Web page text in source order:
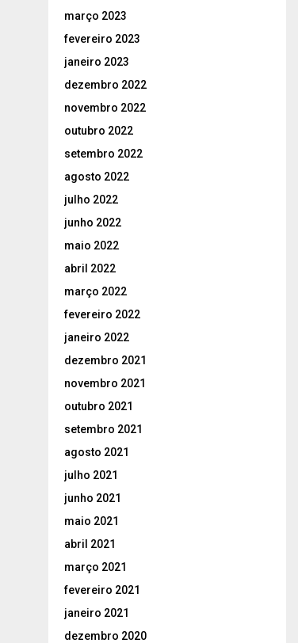
março 2023
fevereiro 2023
janeiro 2023
dezembro 2022
novembro 2022
outubro 2022
setembro 2022
agosto 2022
julho 2022
junho 2022
maio 2022
abril 2022
março 2022
fevereiro 2022
janeiro 2022
dezembro 2021
novembro 2021
outubro 2021
setembro 2021
agosto 2021
julho 2021
junho 2021
maio 2021
abril 2021
março 2021
fevereiro 2021
janeiro 2021
dezembro 2020